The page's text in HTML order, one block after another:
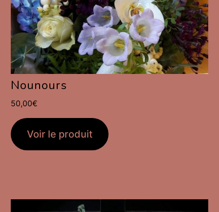
Nounours
50,00€
Voir le produit